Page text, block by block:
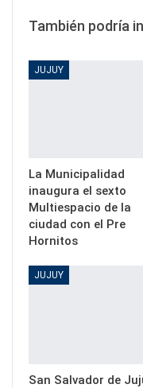
También podría
JUJUY
La Municipalidad
inaugura el sexto
Multiespacio de la
ciudad con el Pre
Hornitos
JUJUY
San Salvador de